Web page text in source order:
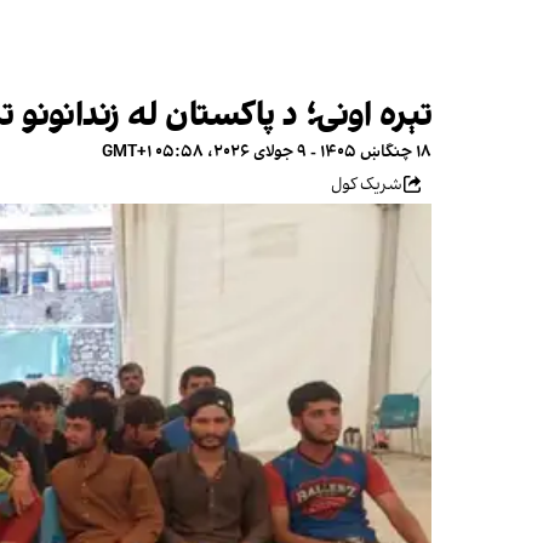
تېره اونۍ؛ د پاکستان له زندانونو تر ۶۰۰ زیات افغانان خوشې
۱۸ چنگاښ ۱۴۰۵ - ۹ جولای ۲۰۲۶، ۰۵:۵۸ GMT+۱
شریک کول